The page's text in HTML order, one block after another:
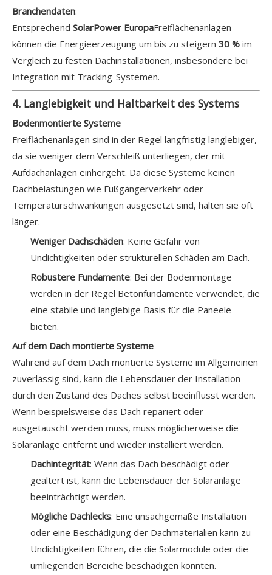
Branchendaten:
Entsprechend SolarPower EuropaFreiflächenanlagen
können die Energieerzeugung um bis zu steigern 30 % im
Vergleich zu festen Dachinstallationen, insbesondere bei
Integration mit Tracking-Systemen.
4. Langlebigkeit und Haltbarkeit des Systems
Bodenmontierte Systeme
Freiflächenanlagen sind in der Regel langfristig langlebiger,
da sie weniger dem Verschleiß unterliegen, der mit
Aufdachanlagen einhergeht. Da diese Systeme keinen
Dachbelastungen wie Fußgängerverkehr oder
Temperaturschwankungen ausgesetzt sind, halten sie oft
länger.
Weniger Dachschäden: Keine Gefahr von
Undichtigkeiten oder strukturellen Schäden am Dach.
Robustere Fundamente: Bei der Bodenmontage
werden in der Regel Betonfundamente verwendet, die
eine stabile und langlebige Basis für die Paneele
bieten.
Auf dem Dach montierte Systeme
Während auf dem Dach montierte Systeme im Allgemeinen
zuverlässig sind, kann die Lebensdauer der Installation
durch den Zustand des Daches selbst beeinflusst werden.
Wenn beispielsweise das Dach repariert oder
ausgetauscht werden muss, muss möglicherweise die
Solaranlage entfernt und wieder installiert werden.
Dachintegrität: Wenn das Dach beschädigt oder
gealtert ist, kann die Lebensdauer der Solaranlage
beeinträchtigt werden.
Mögliche Dachlecks: Eine unsachgemäße Installation
oder eine Beschädigung der Dachmaterialien kann zu
Undichtigkeiten führen, die die Solarmodule oder die
umliegenden Bereiche beschädigen könnten.